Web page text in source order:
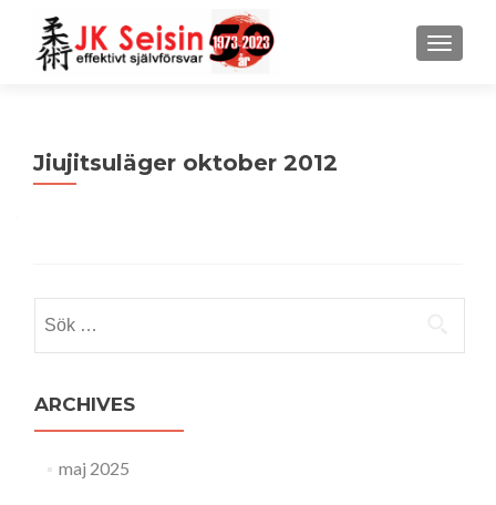
MENU
Jiujitsuläger oktober 2012
efter:
ARCHIVES
maj 2025